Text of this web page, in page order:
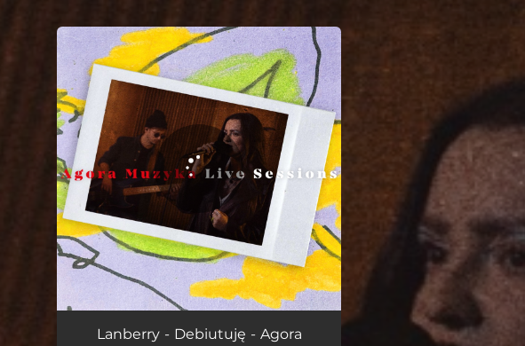
You're all set!
Debiutuję (Agora Muzyka Live Sessions) 03:15
Lanberry - Debiutuję - Agora